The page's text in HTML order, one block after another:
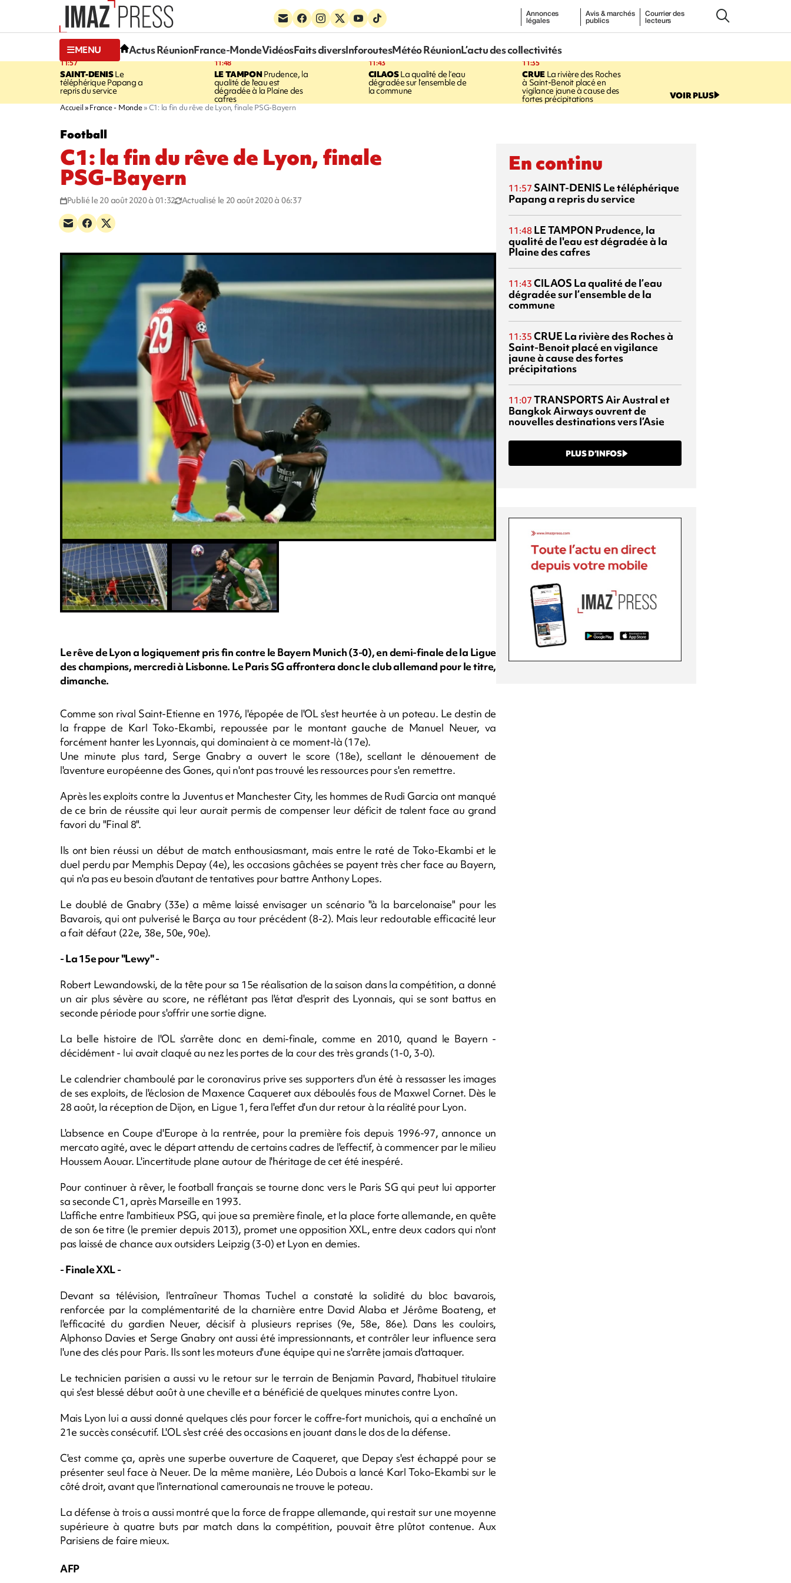
Annonces
légales
Avis & marchés
publics
Courrier des
lecteurs
MENU Actus RéunionFrance-MondeVidéosFaits diversInforoutesMétéo RéunionL’actu des collectivités
11:57
SAINT-DENISLe
téléphérique Papang a
repris du service
11:48
LE TAMPONPrudence, la
qualité de l'eau est
dégradée à la Plaine des
cafres
11:43
CILAOSLa qualité de l’eau
dégradée sur l’ensemble de
la commune
11:35
CRUELa rivière des Roches
à Saint-Benoit placé en
vigilance jaune à cause des
fortes précipitations VOIR PLUS
Accueil France - Monde C1: la fin du rêve de Lyon, finale PSG-Bayern
Football
C1: la fin du rêve de Lyon, finale
PSG-Bayern
Publié le 20 août 2020 à 01:32 Actualisé le 20 août 2020 à 06:37
Le rêve de Lyon a logiquement pris fin contre le Bayern Munich (3-0), en demi-finale de la Ligue
des champions, mercredi à Lisbonne. Le Paris SG affrontera donc le club allemand pour le titre,
dimanche.
Comme son rival Saint-Etienne en 1976, l'épopée de l'OL s'est heurtée à un poteau. Le destin de
la frappe de Karl Toko-Ekambi, repoussée par le montant gauche de Manuel Neuer, va
forcément hanter les Lyonnais, qui dominaient à ce moment-là (17e).
Une minute plus tard, Serge Gnabry a ouvert le score (18e), scellant le dénouement de
l'aventure européenne des Gones, qui n'ont pas trouvé les ressources pour s'en remettre.
Après les exploits contre la Juventus et Manchester City, les hommes de Rudi Garcia ont manqué
de ce brin de réussite qui leur aurait permis de compenser leur déficit de talent face au grand
favori du "Final 8".
Ils ont bien réussi un début de match enthousiasmant, mais entre le raté de Toko-Ekambi et le
duel perdu par Memphis Depay (4e), les occasions gâchées se payent très cher face au Bayern,
qui n'a pas eu besoin d'autant de tentatives pour battre Anthony Lopes.
Le doublé de Gnabry (33e) a même laissé envisager un scénario "à la barcelonaise" pour les
Bavarois, qui ont pulverisé le Barça au tour précédent (8-2). Mais leur redoutable efficacité leur
a fait défaut (22e, 38e, 50e, 90e).
- La 15e pour "Lewy" -
Robert Lewandowski, de la tête pour sa 15e réalisation de la saison dans la compétition, a donné
un air plus sévère au score, ne réflétant pas l'état d'esprit des Lyonnais, qui se sont battus en
seconde période pour s'offrir une sortie digne.
La belle histoire de l'OL s'arrête donc en demi-finale, comme en 2010, quand le Bayern -
décidément - lui avait claqué au nez les portes de la cour des très grands (1-0, 3-0).
Le calendrier chamboulé par le coronavirus prive ses supporters d'un été à ressasser les images
de ses exploits, de l'éclosion de Maxence Caqueret aux déboulés fous de Maxwel Cornet. Dès le
28 août, la réception de Dijon, en Ligue 1, fera l'effet d'un dur retour à la réalité pour Lyon.
L'absence en Coupe d'Europe à la rentrée, pour la première fois depuis 1996-97, annonce un
mercato agité, avec le départ attendu de certains cadres de l'effectif, à commencer par le milieu
Houssem Aouar. L'incertitude plane autour de l'héritage de cet été inespéré.
Pour continuer à rêver, le football français se tourne donc vers le Paris SG qui peut lui apporter
sa seconde C1, après Marseille en 1993.
L'affiche entre l'ambitieux PSG, qui joue sa première finale, et la place forte allemande, en quête
de son 6e titre (le premier depuis 2013), promet une opposition XXL, entre deux cadors qui n'ont
pas laissé de chance aux outsiders Leipzig (3-0) et Lyon en demies.
- Finale XXL -
Devant sa télévision, l'entraîneur Thomas Tuchel a constaté la solidité du bloc bavarois,
renforcée par la complémentarité de la charnière entre David Alaba et Jérôme Boateng, et
l'efficacité du gardien Neuer, décisif à plusieurs reprises (9e, 58e, 86e). Dans les couloirs,
Alphonso Davies et Serge Gnabry ont aussi été impressionnants, et contrôler leur influence sera
l'une des clés pour Paris. Ils sont les moteurs d'une équipe qui ne s'arrête jamais d'attaquer.
Le technicien parisien a aussi vu le retour sur le terrain de Benjamin Pavard, l'habituel titulaire
qui s'est blessé début août à une cheville et a bénéficié de quelques minutes contre Lyon.
Mais Lyon lui a aussi donné quelques clés pour forcer le coffre-fort munichois, qui a enchaîné un
21e succès consécutif. L'OL s'est créé des occasions en jouant dans le dos de la défense.
C'est comme ça, après une superbe ouverture de Caqueret, que Depay s'est échappé pour se
présenter seul face à Neuer. De la même manière, Léo Dubois a lancé Karl Toko-Ekambi sur le
côté droit, avant que l'international camerounais ne trouve le poteau.
La défense à trois a aussi montré que la force de frappe allemande, qui restait sur une moyenne
supérieure à quatre buts par match dans la compétition, pouvait être plûtot contenue. Aux
Parisiens de faire mieux.
AFP
En continu
11:57 SAINT-DENIS Le téléphérique
Papang a repris du service
11:48 LE TAMPON Prudence, la
qualité de l'eau est dégradée à la
Plaine des cafres
11:43 CILAOS La qualité de l’eau
dégradée sur l’ensemble de la
commune
11:35 CRUE La rivière des Roches à
Saint-Benoit placé en vigilance
jaune à cause des fortes
précipitations
11:07 TRANSPORTSAir Austral et
Bangkok Airways ouvrent de
nouvelles destinations vers l’Asie
PLUS D’INFOS